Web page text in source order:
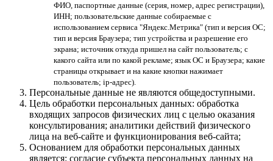
ФИО, паспортные данные (серия, номер, адрес регистрации),
ИНН; пользовательские данные собираемые с
использованием сервиса "Яндекс.Метрика" (тип и версия ОС;
тип и версия Браузера; тип устройства и разрешение его
экрана; источник откуда пришел на сайт пользователь; с
какого сайта или по какой рекламе; язык ОС и Браузера; какие
страницы открывает и на какие кнопки нажимает
пользователь; ip-адрес).
Персональные данные не являются общедоступными.
Цель обработки персональных данных: обработка
входящих запросов физических лиц с целью оказания
консультирования; аналитики действий физического
лица на веб-сайте и функционирования веб-сайта;
Основанием для обработки персональных данных
является: согласие субъекта персональных данных на